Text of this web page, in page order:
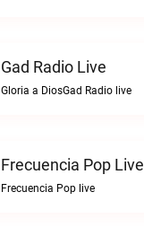
Gad Radio Live
Gloria a DiosGad Radio live
Frecuencia Pop Live
Frecuencia Pop live